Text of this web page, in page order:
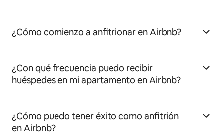
¿Cómo comienzo a anfitrionar en Airbnb?
¿Con qué frecuencia puedo recibir
huéspedes en mi apartamento en Airbnb?
¿Cómo puedo tener éxito como anfitrión
en Airbnb?